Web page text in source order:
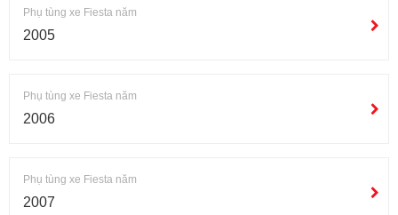
Phụ tùng xe Fiesta năm
2005
Phụ tùng xe Fiesta năm
2006
Phụ tùng xe Fiesta năm
2007